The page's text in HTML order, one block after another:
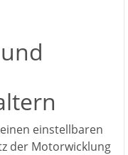
einstellbaren
der Motorwicklung